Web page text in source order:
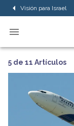
Visión para Israel
5 de 11 Artículos